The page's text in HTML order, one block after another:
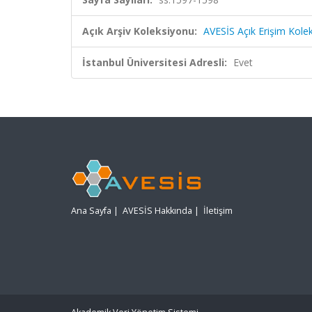
Açık Arşiv Koleksiyonu: AVESİS Açık Erişim
İstanbul Üniversitesi Adresli: Evet
Ana Sayfa | AVESİS Hakkında | İletişim